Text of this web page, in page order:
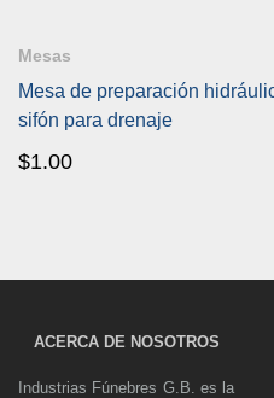
Mesas
Mesa de preparación
sifón para drenaje
$1.00
ACERCA DE NOSOTROS
Industrias Fúnebres G.B. es la